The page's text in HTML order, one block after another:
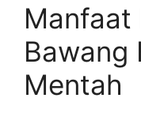
Manfaat
Bawang
Mentah